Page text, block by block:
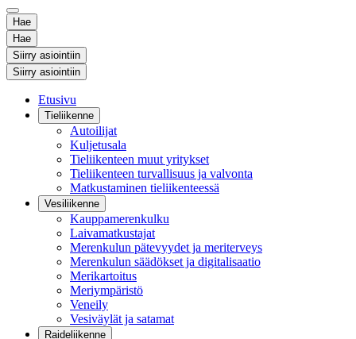
Hae
Hae
Siirry asiointiin
Siirry asiointiin
Etusivu
Tieliikenne
Autoilijat
Kuljetusala
Tieliikenteen muut yritykset
Tieliikenteen turvallisuus ja valvonta
Matkustaminen tieliikenteessä
Vesiliikenne
Kauppamerenkulku
Laivamatkustajat
Merenkulun pätevyydet ja meriterveys
Merenkulun säädökset ja digitalisaatio
Merikartoitus
Meriympäristö
Veneily
Vesiväylät ja satamat
Raideliikenne